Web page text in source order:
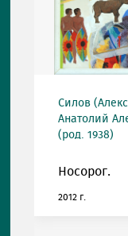
Силов
Анатолий
(род. 1938)
Носорог.
2012 г.